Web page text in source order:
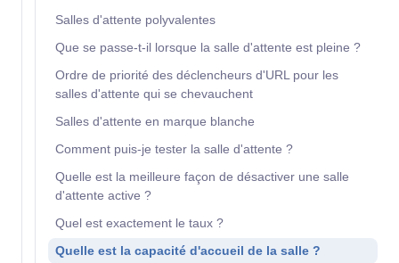
Salles d'attente polyvalentes
Que se passe-t-il lorsque la salle d'attente est pleine ?
Ordre de priorité des déclencheurs d'URL pour les
salles d'attente qui se chevauchent
Salles d'attente en marque blanche
Comment puis-je tester la salle d'attente ?
Quelle est la meilleure façon de désactiver une salle
d'attente active ?
Quel est exactement le taux ?
Quelle est la capacité d'accueil de la salle ?